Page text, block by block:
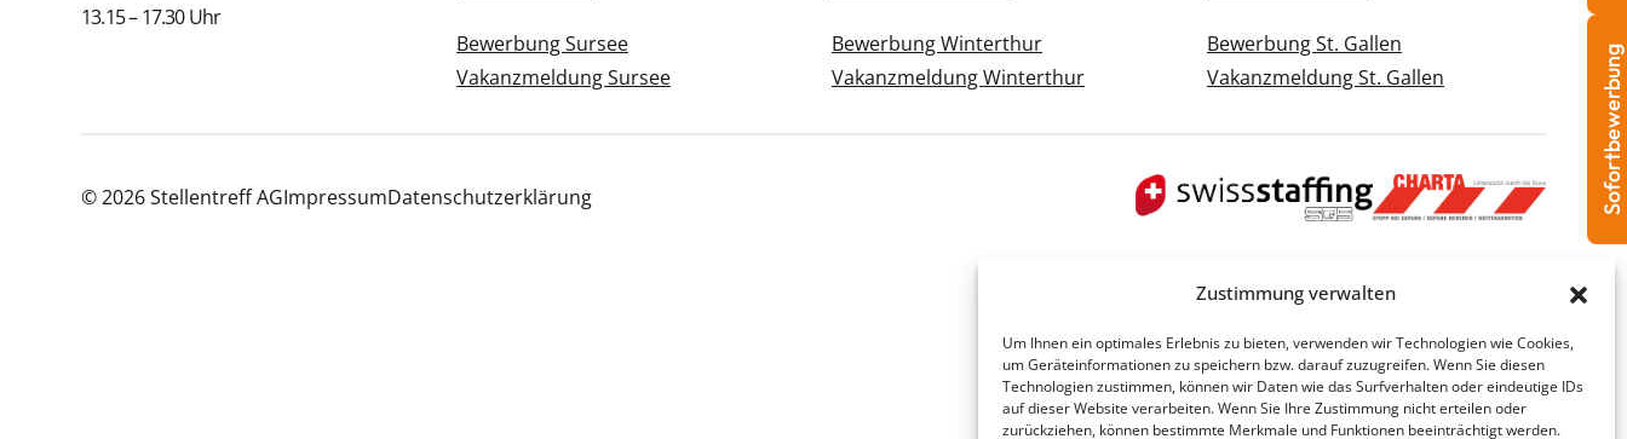
Zustimmung verwalten
Um Ihnen ein optimales Erlebnis zu bieten, verwenden wir Technologien wie Cookies,
um Geräteinformationen zu speichern bzw. darauf zuzugreifen. Wenn Sie diesen
Technologien zustimmen, können wir Daten wie das Surfverhalten oder eindeutige IDs
auf dieser Website verarbeiten. Wenn Sie Ihre Zustimmung nicht erteilen oder
zurückziehen, können bestimmte Merkmale und Funktionen beeinträchtigt werden.
13.15 – 17.30 Uhr
Bewerbung Sursee
Vakanzmeldung Sursee
Bewerbung Winterthur
Vakanzmeldung Winterthur
Bewerbung St. Gallen
Vakanzmeldung St. Gallen
© 2026 Stellentreff AGImpressumDatenschutzerklärung Sofortbewerbung